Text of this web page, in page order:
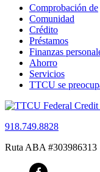
Comprobación de
Comunidad
Crédito
Préstamos
Finanzas
Ahorro
Servicios
TTCU se
918.749.8828
Ruta ABA #303986313